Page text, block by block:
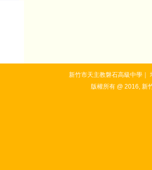
新竹市天主教磐石高級中學｜
版權所有 @ 2016, 新